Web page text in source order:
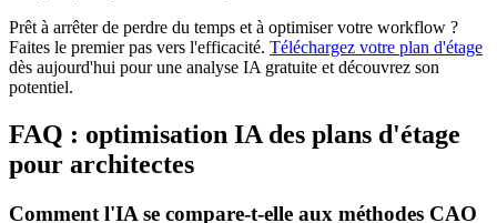
Prêt à arrêter de perdre du temps et à optimiser votre workflow ?
Faites le premier pas vers l'efficacité. Téléchargez votre plan d'étage
dès aujourd'hui pour une analyse IA gratuite et découvrez son
potentiel.
FAQ : optimisation IA des plans d'étage
pour architectes
Comment l'IA se compare-t-elle aux méthodes CAO